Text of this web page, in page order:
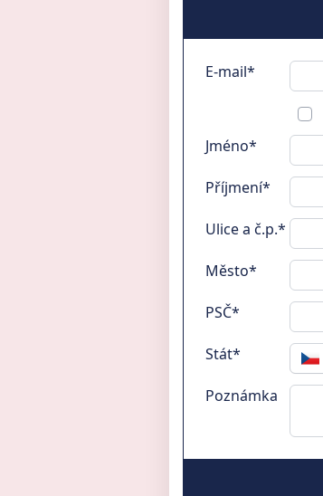
E-mail*
Jméno*
Příjmení*
Ulice a č.p.*
Město*
PSČ*
Stát*
Poznámka